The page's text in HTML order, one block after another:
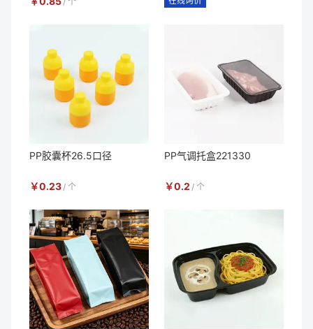
PP胶囊杯26.5口径
￥0.23/ 个
PP气调托盒221330
￥0.2 / 个